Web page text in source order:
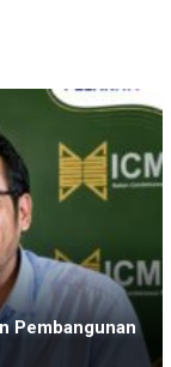
Pembangunan